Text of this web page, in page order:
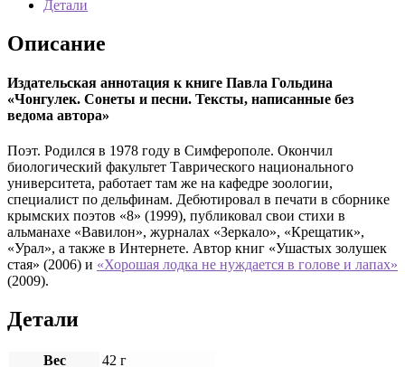
Детали
Описание
Издательская аннотация к книге Павла Гольдина
«Чонгулек. Сонеты и песни. Тексты, написанные без
ведома автора»
Поэт. Родился в 1978 году в Симферополе. Окончил
биологический факультет Таврического национального
университета, работает там же на кафедре зоологии,
специалист по дельфинам. Дебютировал в печати в сборнике
крымских поэтов «8» (1999), публиковал свои стихи в
альманахе «Вавилон», журналах «Зеркало», «Крещатик»,
«Урал», а также в Интернете. Автор книг «Ушастых золушек
стая» (2006) и «Хорошая лодка не нуждается в голове и лапах»
(2009).
Детали
Вес
42 г